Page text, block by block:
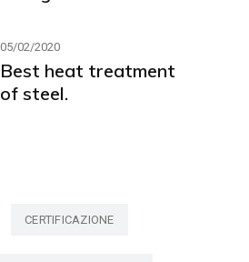
05/02/2020
Best heat treatment
of steel.
CERTIFICAZIONE